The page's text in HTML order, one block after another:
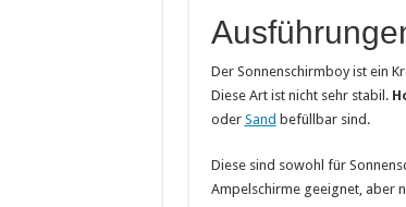
Der Sonnenschirmboy ist ein
Diese Art ist nicht sehr stabil.
oder Sand befüllbar sind.
Diese sind sowohl für
Ampelschirme geeignet, aber